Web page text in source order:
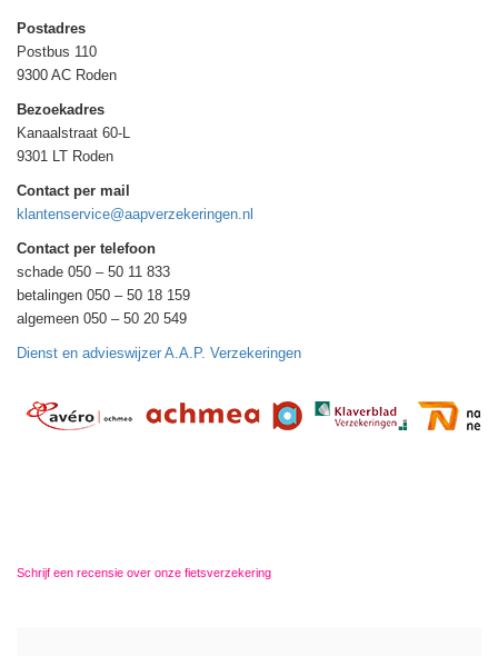
Postadres
Postbus 110
9300 AC Roden
Bezoekadres
Kanaalstraat 60-L
9301 LT Roden
Contact per mail
klantenservice@aapverzekeringen.nl
Contact per telefoon
schade 050 – 50 11 833
betalingen 050 – 50 18 159
algemeen 050 – 50 20 549
Dienst en advieswijzer A.A.P. Verzekeringen
Schrijf een recensie over onze fietsverzekering